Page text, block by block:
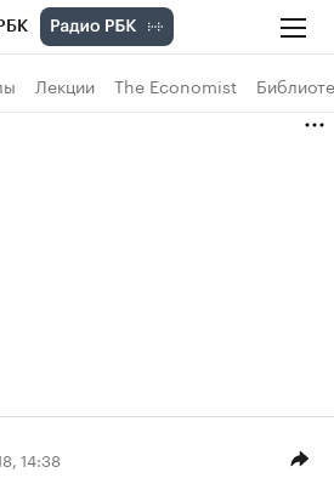
Лекции The Economist
14:38